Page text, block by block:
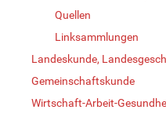
Quellen
Linksammlungen
Landeskunde,
Gemeinschaftskunde
Wirtschaft-Arbeit-